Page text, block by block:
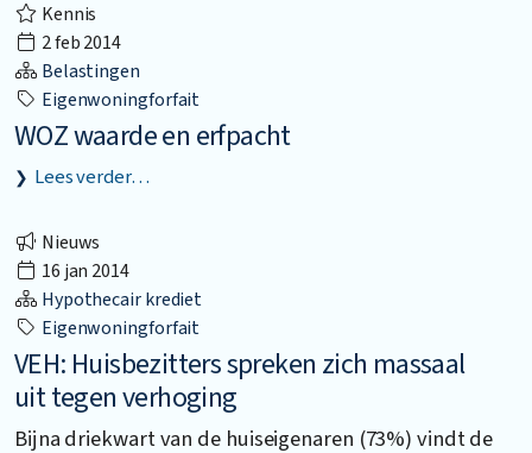
Kennis
2 feb 2014
Belastingen
Eigenwoningforfait
WOZ waarde en erfpacht
Lees verder…
Nieuws
16 jan 2014
Hypothecair krediet
Eigenwoningforfait
VEH: Huisbezitters spreken zich massaal
uit tegen verhoging
Bijna driekwart van de huiseigenaren (73%) vindt de